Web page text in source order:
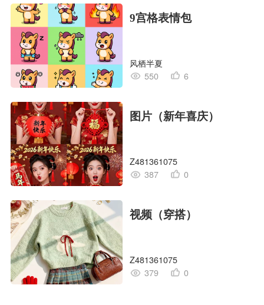
9宫格表情包
风栖半夏
550
6
图片（新年喜庆）
Z481361075
387
0
视频（穿搭）
Z481361075
379
0